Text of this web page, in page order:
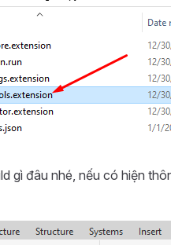
gì đâu nhé, nếu có hiện